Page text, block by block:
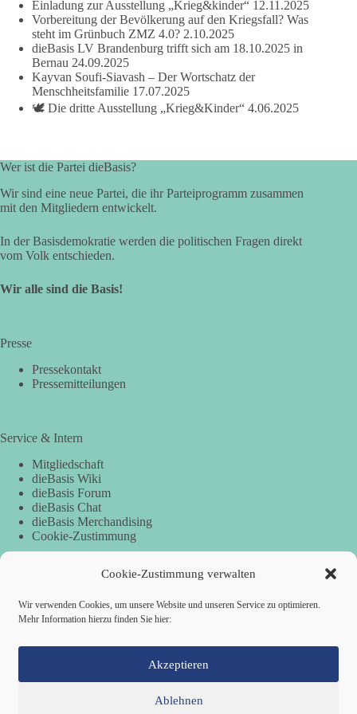
Cookie-Zustimmung verwalten
Wir verwenden Cookies, um unsere Website und unseren Service zu optimieren.
Mehr Information hierzu finden Sie hier:
Akzeptieren
Ablehnen
Einladung zur Ausstellung „Krieg&kinder“ 12.11.2025
Vorbereitung der Bevölkerung auf den Kriegsfall? Was
steht im Grünbuch ZMZ 4.0? 2.10.2025
dieBasis LV Brandenburg trifft sich am 18.10.2025 in
Bernau 24.09.2025
Kayvan Soufi-Siavash – Der Wortschatz der
Menschheitsfamilie 17.07.2025
🕊️ Die dritte Ausstellung „Krieg&Kinder“ 4.06.2025
Wer ist die Partei dieBasis?
Wir sind eine neue Partei, die ihr Parteiprogramm zusammen
mit den Mitgliedern entwickelt.
In der Basisdemokratie werden die politischen Fragen direkt
vom Volk entschieden.
Wir alle sind die Basis!
Presse
Pressekontakt
Pressemitteilungen
Service & Intern
Mitgliedschaft
dieBasis Wiki
dieBasis Forum
dieBasis Chat
dieBasis Merchandising
Cookie-Zustimmung
Per Banküberweisung:
Basisdemokratische Partei Deutschland
IBAN: DE90 1705 5050 1101 8128 49
BIC: WELADED1LOS